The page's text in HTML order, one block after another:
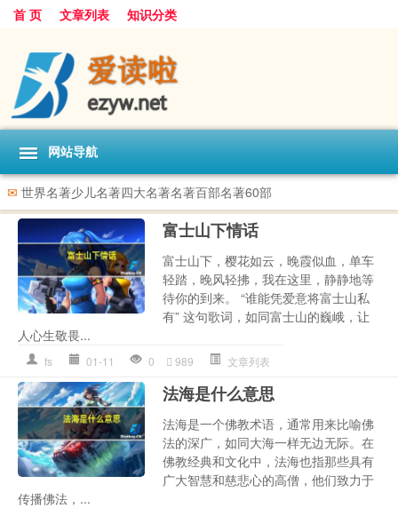
首 页 文章列表 知识分类
网站导航
✉ 世界名著少儿名著四大名著名著百部名著60部
富士山下情话
富士山下，樱花如云，晚霞似血，单车
轻踏，晚风轻拂，我在这里，静静地等
待你的到来。 “谁能凭爱意将富士山私
有” 这句歌词，如同富士山的巍峨，让
人心生敬畏...
fs 01-11 0 989 文章列表
法海是什么意思
法海是一个佛教术语，通常用来比喻佛
法的深广，如同大海一样无边无际。在
佛教经典和文化中，法海也指那些具有
广大智慧和慈悲心的高僧，他们致力于
传播佛法，...